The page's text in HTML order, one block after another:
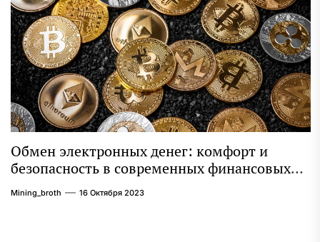
Обмен электронных денег: комфорт и
безопасность в современных финансовых
операциях
Mining_broth 16 Октября 2023